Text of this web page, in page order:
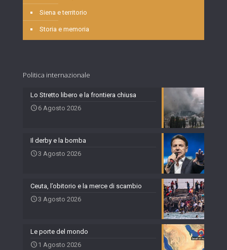
Siena e territorio
Storia e memoria
Politica internazionale
Lo Stretto libero e la frontiera chiusa
6 Agosto 2026
Il derby e la bomba
3 Agosto 2026
Ceuta, l’obitorio e la merce di scambio
3 Agosto 2026
Le porte del mondo
1 Agosto 2026